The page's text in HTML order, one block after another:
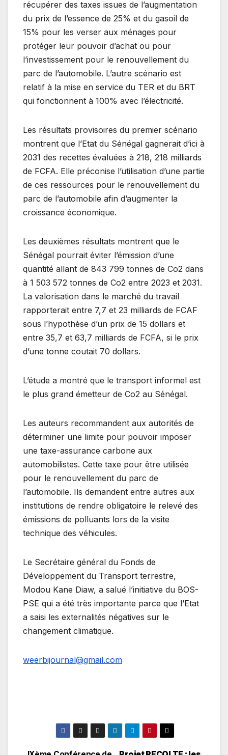
récupérer des taxes issues de l’augmentation
du prix de l’essence de 25% et du gasoil de
15% pour les verser aux ménages pour
protéger leur pouvoir d’achat ou pour
l’investissement pour le renouvellement du
parc de l’automobile. L’autre scénario est
relatif à la mise en service du TER et du BRT
qui fonctionnent à 100% avec l’électricité.
Les résultats provisoires du premier scénario
montrent que l’Etat du Sénégal gagnerait d’ici à
2031 des recettes évaluées à 218, 218 milliards
de FCFA. Elle préconise l’utilisation d’une partie
de ces ressources pour le renouvellement du
parc de l’automobile afin d’augmenter la
croissance économique.
Les deuxièmes résultats montrent que le
Sénégal pourrait éviter l’émission d’une
quantité allant de 843 799 tonnes de Co2 dans
à 1 503 572 tonnes de Co2 entre 2023 et 2031.
La valorisation dans le marché du travail
rapporterait entre 7,7 et 23 milliards de FCAF
sous l’hypothèse d’un prix de 15 dollars et
entre 35,7 et 63,7 milliards de FCFA, si le prix
d’une tonne coutait 70 dollars.
L’étude a montré que le transport informel est
le plus grand émetteur de Co2 au Sénégal.
Les auteurs recommandent aux autorités de
déterminer une limite pour pouvoir imposer
une taxe-assurance carbone aux
automobilistes. Cette taxe pour être utilisée
pour le renouvellement du parc de
l’automobile. Ils demandent entre autres aux
institutions de rendre obligatoire le relevé des
émissions de polluants lors de la visite
technique des véhicules.
Le Secrétaire général du Fonds de
Développement du Transport terrestre,
Modou Kane Diaw, a salué l’initiative du BOS-
PSE qui a été très importante parce que l’Etat
a saisi les externalités négatives sur le
changement climatique.
weerbijournal@gmail.com